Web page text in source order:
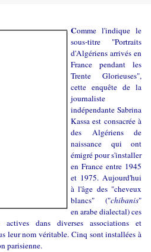
Comme l'indique le
sous-titre "Portraits
d'Algériens arrivés en
France pendant les
Trente Glorieuses",
cette enquête de la
journaliste
indépendante Sabrina
Kassa est consacrée à
des Algériens de
naissance qui ont
émigré pour s'installer
en France entre 1945
et 1975. Aujourd'hui
à l'âge des "cheveux
blancs" ("chibanis"
en arabe dialectal) ces
actives dans diverses associations et
leur nom véritable. Cinq sont installées à
parisienne.